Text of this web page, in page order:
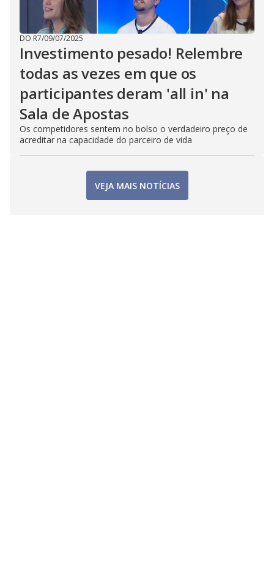
DO R7/09/07/2025
Investimento pesado! Relembre
todas as vezes em que os
participantes deram 'all in' na
Sala de Apostas
Os competidores sentem no bolso o verdadeiro preço de
acreditar na capacidade do parceiro de vida
VEJA MAIS NOTÍCIAS